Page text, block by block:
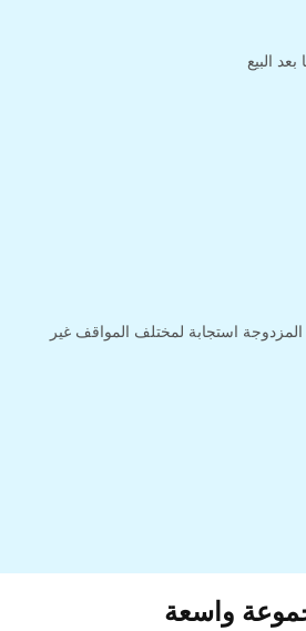
البيع
استجابة لمختلف المواقف غير
واسعة